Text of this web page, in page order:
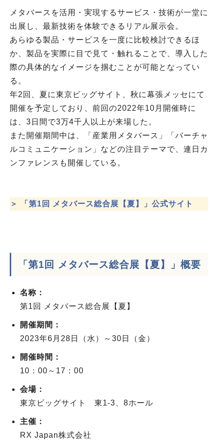
メタバースを活用・実現するサービス・技術が一堂に
出展し、最新技術を体験できるリアル展示会。
あらゆる製品・サービスを一度に比較検討できるほ
か、製品を実際に目で見て・触れることで、導入した
際の具体的なイメージを掴むことが可能となってい
る。
年2回、夏に東京ビッグサイト、秋に幕張メッセにて
開催を予定しており、前回の2022年10月開催時に
は、3日間で3万4千人以上が来場した。
また開催期間中は、「産業用メタバース」「バーチャ
ルコミュニケーション」などの注目テーマで、連日カ
ンファレンスも開催している。
＞ 「第1回 メタバース総合展【夏】」公式サイト
「第1回 メタバース総合展【夏】」概要
名称：
第1回 メタバース総合展【夏】
開催期間：
2023年6月28日（水）～30日（金）
開催時間：
10：00～17：00
会場：
東京ビッグサイト 東1-3、8ホール
主催：
RX Japan株式会社